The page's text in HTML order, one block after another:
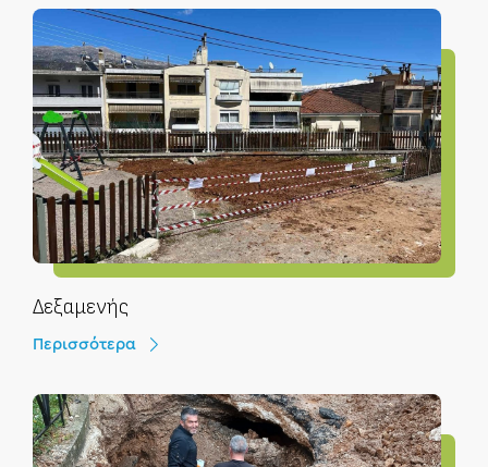
Δεξαμενής
Περισσότερα